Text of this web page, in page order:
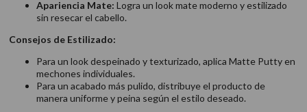
Apariencia Mate: Logra un look mate moderno y estilizado
sin resecar el cabello.
Consejos de Estilizado:
Para un look despeinado y texturizado, aplica Matte Putty en
mechones individuales.
Para un acabado más pulido, distribuye el producto de
manera uniforme y peina según el estilo deseado.